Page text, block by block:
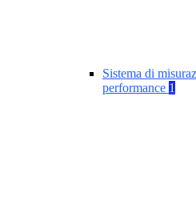
Sistema di
performance 1